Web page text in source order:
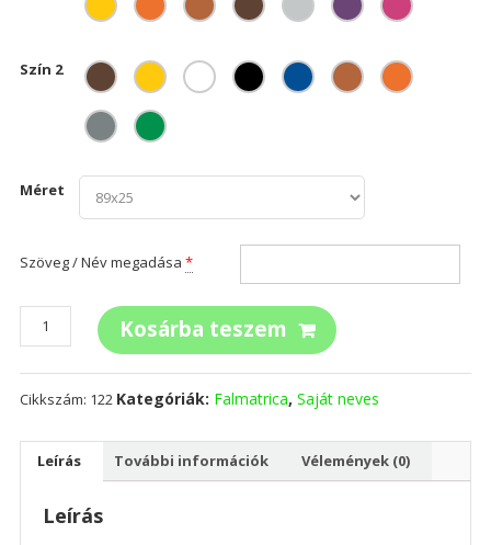
Szín 2
Méret
Szöveg / Név megadása *
Saját
feliratos
mennyiség
Kosárba teszem
Cikkszám: 122 Kategóriák: Falmatrica, Saját neves
Leírás További információk Vélemények (0)
Leírás